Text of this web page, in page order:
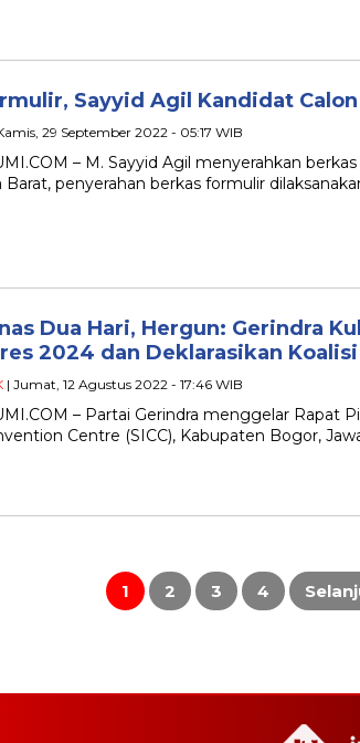
Sayyid Agil Kandidat
29 September 2022 - 05:17 WIB
– M. Sayyid Agil menyerahkan
Barat, penyerahan berkas formulir
Dua Hari, Hergun: Gerindra
2024 dan Deklarasikan
| Jumat, 12 Agustus 2022 - 17:46 WIB
– Partai Gerindra menggelar Rapat
Centre (SICC), Kabupaten Bogor,
1 2 3 4